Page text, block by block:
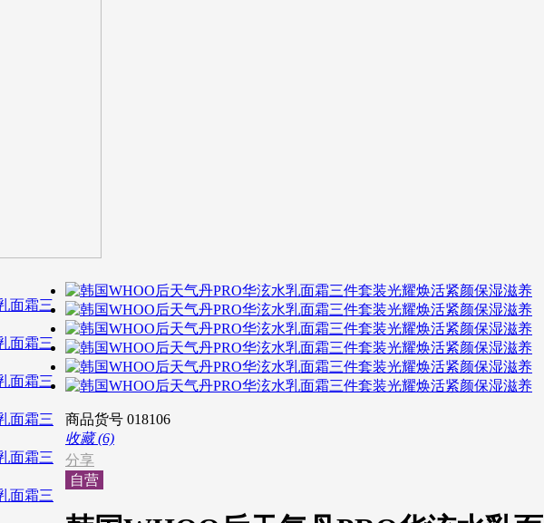
商品货号 018106
收藏 (6)
分享
自营